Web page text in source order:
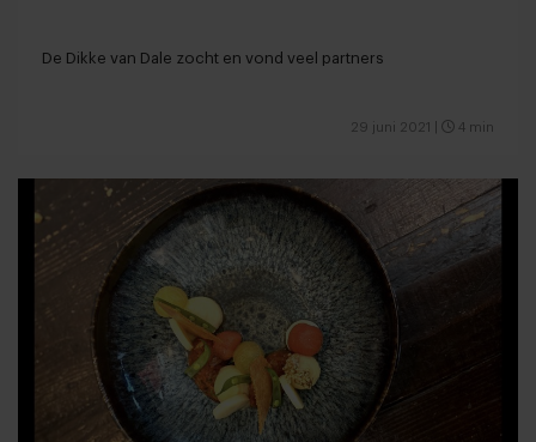
De Dikke van Dale zocht en vond veel partners
29 juni 2021 4 min